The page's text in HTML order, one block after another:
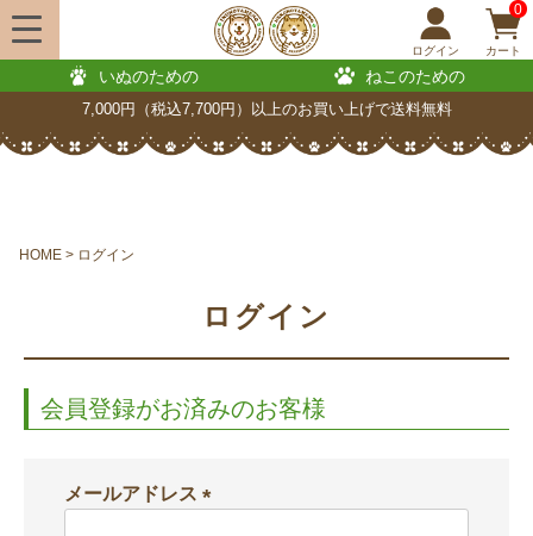
ログイン
0
カート
いぬのための ねこのための
7,000円（税込7,700円）以上のお買い上げで送料無料
HOME ログイン
ログイン
会員登録がお済みのお客様
メールアドレス